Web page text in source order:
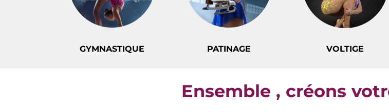
GYMNASTIQUE PATINAGE VOLTIGE
Ensemble , créons